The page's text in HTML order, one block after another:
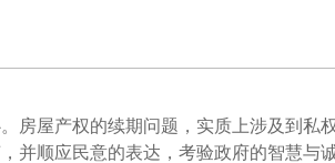
房屋产权的续期问题，实质上涉及到私
并顺应民意的表达，考验政府的智慧与诚